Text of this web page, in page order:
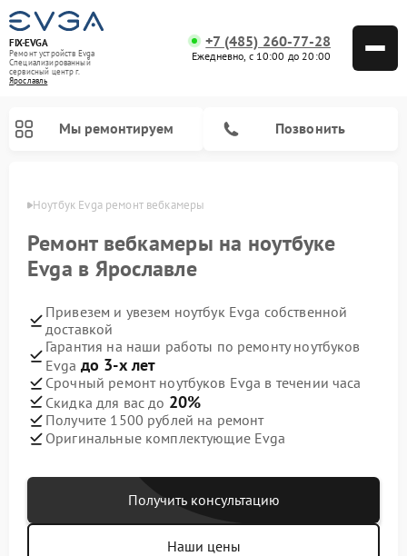
FIX-EVGA
Ремонт устройств Evga
Специализированный
cервисный центр г.
Ярославль
+7 (485) 260-77-28
Ежедневно, с 10:00 до 20:00
Мы ремонтируем Позвонить
Ноутбук Evga ремонт вебкамеры
Ремонт вебкамеры на ноутбуке
Evga в Ярославле
Привезем и увезем ноутбук Evga собственной
доставкой
Гарантия на наши работы по ремонту ноутбуков
Evga до 3-х лет
Срочный ремонт ноутбуков Evga в течении часа
Скидка для вас до 20%
Получите 1500 рублей на ремонт
Оригинальные комплектующие Evga
Получить консультацию
Наши цены